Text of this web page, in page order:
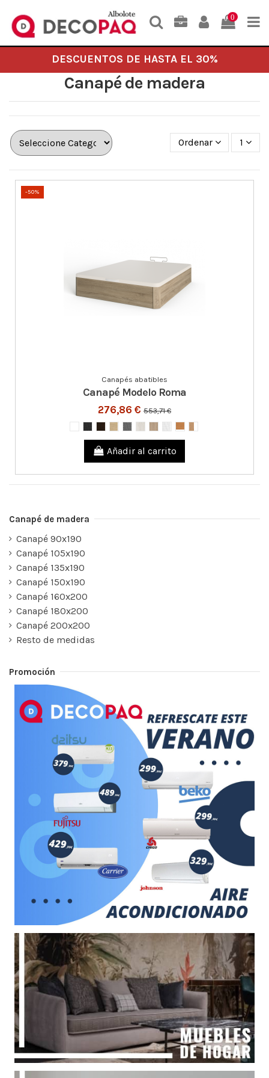
0
DESCUENTOS DE HASTA EL 30%
Canapé de madera
Ordenar 1
-50%
Canapés abatibles
Canapé Modelo Roma
276,86 € 553,71 €
Añadir al carrito
Canapé de madera
Canapé 90x190
Canapé 105x190
Canapé 135x190
Canapé 150x190
Canapé 160x200
Canapé 180x200
Canapé 200x200
Resto de medidas
Promoción